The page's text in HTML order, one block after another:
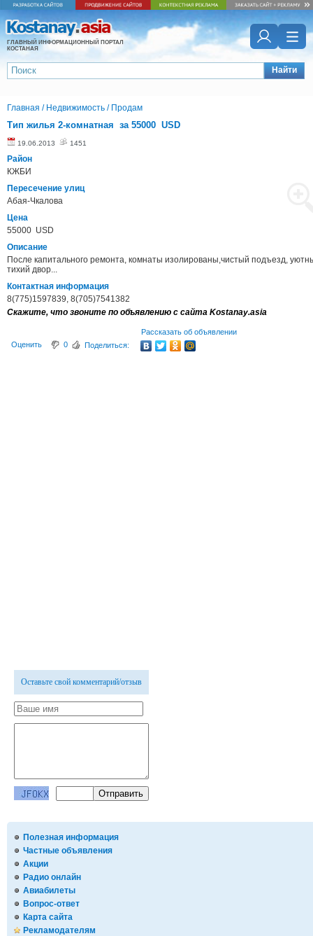
ГЛАВНЫЙ ИНФОРМАЦИОННЫЙ ПОРТАЛ
КОСТАНАЯ
Найти
Полезная информация
Частные объявления
Акции
Радио онлайн
Авиабилеты
Вопрос-ответ
Карта сайта
Рекламодателям
Главная / Недвижимость / Продам
Тип жилья 2-комнатная за 55000 USD
19.06.2013 1451
Район
КЖБИ
Пересечение улиц
Абая-Чкалова
Цена
55000 USD
Описание
После капитального ремонта, комнаты изолированы,чистый подъезд,
тихий двор...
Контактная информация
8(775)1597839, 8(705)7541382
Скажите, что звоните по объявлению с сайта Kostanay.asia
Рассказать об объявлении
Оценить
0 Поделиться:
Оставьте свой комментарий/отзыв